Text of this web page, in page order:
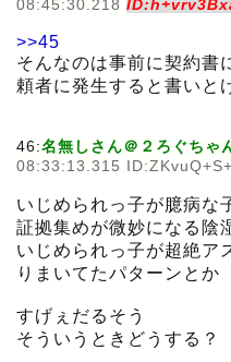
08:45:30.218
>>45
そんなのは事前に契約書
頼者に発生すると書いと
46:名無しさん＠２ろぐちゃ
08:33:13.315
いじめられっ子が臆病な
証拠集めが微妙になる陰
いじめられっ子が超絶ア
りまいてたパターンとか
すげぇだるそう
そういうときどうする？